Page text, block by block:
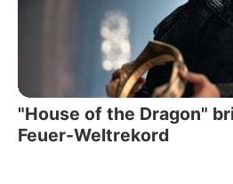
"House of the Dragon"
Feuer-Weltrekord